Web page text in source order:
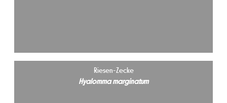
Riesen-Zecke
Hyalomma marginatum